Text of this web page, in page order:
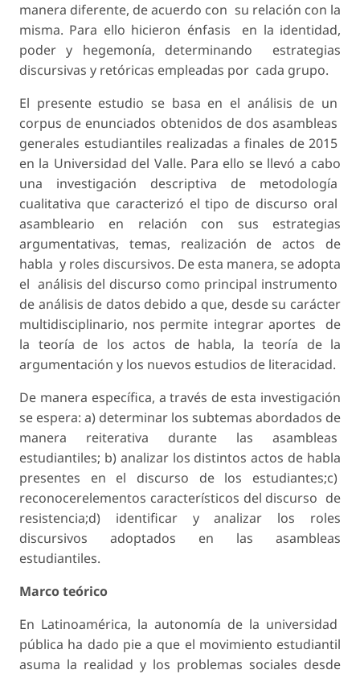
manera diferente, de acuerdo con su relación con la
misma. Para ello hicieron énfasis en la identidad,
poder y hegemonía, determinando estrategias
discursivas y retóricas empleadas por cada grupo.
El presente estudio se basa en el análisis de un
corpus de enunciados obtenidos de dos asambleas
generales estudiantiles realizadas a finales de 2015
en la Universidad del Valle. Para ello se llevó a cabo
una investigación descriptiva de metodología
cualitativa que caracterizó el tipo de discurso oral
asambleario en relación con sus estrategias
argumentativas, temas, realización de actos de
habla y roles discursivos. De esta manera, se adopta
el análisis del discurso como principal instrumento
de análisis de datos debido a que, desde su carácter
multidisciplinario, nos permite integrar aportes de
la teoría de los actos de habla, la teoría de la
argumentación y los nuevos estudios de literacidad.
De manera específica, a través de esta investigación
se espera: a) determinar los subtemas abordados de
manera reiterativa durante las asambleas
estudiantiles; b) analizar los distintos actos de habla
presentes en el discurso de los estudiantes;c)
reconocerelementos característicos del discurso de
resistencia;d) identificar y analizar los roles
discursivos adoptados en las asambleas
estudiantiles.
Marco teórico
En Latinoamérica, la autonomía de la universidad
pública ha dado pie a que el movimiento estudiantil
asuma la realidad y los problemas sociales desde